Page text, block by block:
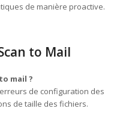
de manière proactive.
to Mail
mail ?
de configuration des
de taille des fichiers.